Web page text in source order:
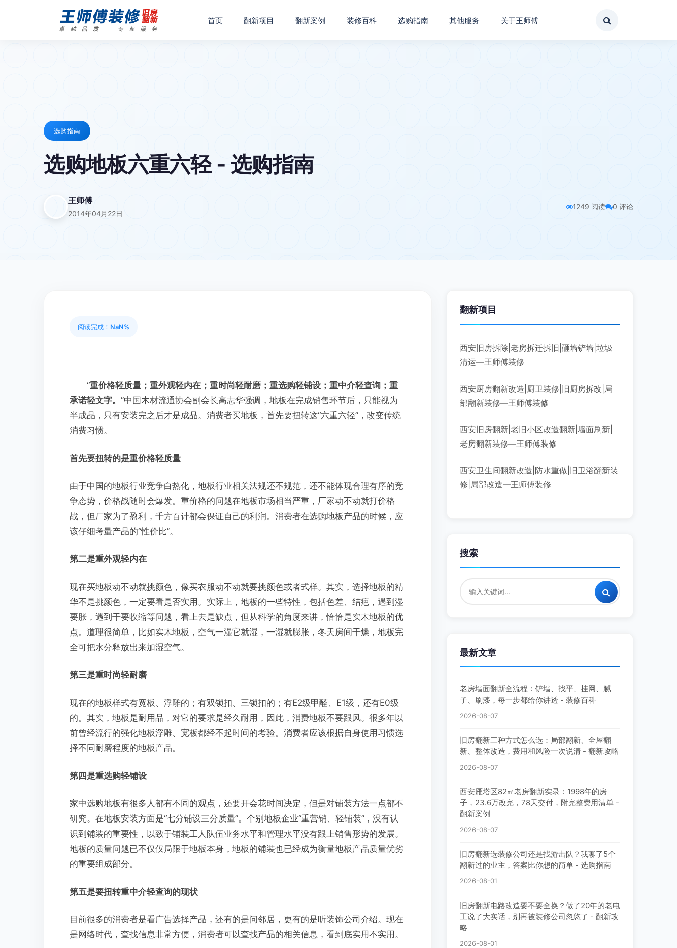
首页 翻新项目 翻新案例 装修百科 选购指南 其他服务 关于王师傅
选购指南
选购地板六重六轻 - 选购指南
王师傅
2014年04月22日
1249 阅读 0 评论
阅读完成！ NaN%
“重价格轻质量；重外观轻内在；重时尚轻耐磨；重选购轻铺设；重中介轻查询；重
承诺轻文字。 ”中国木材流通协会副会长高志华强调，地板在完成销售环节后，只能视为
半成品，只有安装完之后才是成品。消费者买地板，首先要扭转这“六重六轻”，改变传统
消费习惯。
首先要扭转的是重价格轻质量
由于中国的地板行业竞争白热化，地板行业相关法规还不规范，还不能体现合理有序的竞
争态势，价格战随时会爆发。重价格的问题在地板市场相当严重，厂家动不动就打价格
战，但厂家为了盈利，千方百计都会保证自己的利润。消费者在选购地板产品的时候，应
该仔细考量产品的“性价比”。
第二是重外观轻内在
现在买地板动不动就挑颜色，像买衣服动不动就要挑颜色或者式样。其实，选择地板的精
华不是挑颜色，一定要看是否实用。实际上，地板的一些特性，包括色差、结疤，遇到湿
要胀，遇到干要收缩等问题，看上去是缺点，但从科学的角度来讲，恰恰是实木地板的优
点。道理很简单，比如实木地板，空气一湿它就湿，一湿就膨胀，冬天房间干燥，地板完
全可把水分释放出来加湿空气。
第三是重时尚轻耐磨
现在的地板样式有宽板、浮雕的；有双锁扣、三锁扣的；有E2级甲醛、E1级，还有E0级
的。其实，地板是耐用品，对它的要求是经久耐用，因此，消费地板不要跟风。很多年以
前曾经流行的强化地板浮雕、宽板都经不起时间的考验。消费者应该根据自身使用习惯选
择不同耐磨程度的地板产品。
第四是重选购轻铺设
家中选购地板有很多人都有不同的观点，还要开会花时间决定，但是对铺装方法一点都不
研究。在地板安装方面是“七分铺设三分质量”。个别地板企业“重营销、轻铺装”，没有认
识到铺装的重要性，以致于铺装工人队伍业务水平和管理水平没有跟上销售形势的发展。
地板的质量问题已不仅仅局限于地板本身，地板的铺装也已经成为衡量地板产品质量优劣
的重要组成部分。
第五是要扭转重中介轻查询的现状
目前很多的消费者是看广告选择产品，还有的是问邻居，更有的是听装饰公司介绍。现在
是网络时代，查找信息非常方便，消费者可以查找产品的相关信息，看到底实用不实用。
翻新项目
西安旧房拆除|老房拆迁拆旧|砸墙铲墙|垃圾
清运—王师傅装修
西安厨房翻新改造|厨卫装修|旧厨房拆改|局
部翻新装修—王师傅装修
西安旧房翻新|老旧小区改造翻新|墙面刷新|
老房翻新装修—王师傅装修
西安卫生间翻新改造|防水重做|旧卫浴翻新装
修|局部改造—王师傅装修
搜索
最新文章
老房墙面翻新全流程：铲墙、找平、挂网、腻
子、刷漆，每一步都给你讲透 - 装修百科
2026-08-07
旧房翻新三种方式怎么选：局部翻新、全屋翻
新、整体改造，费用和风险一次说清 - 翻新攻略
2026-08-07
西安雁塔区82㎡老房翻新实录：1998年的房
子，23.6万改完，78天交付，附完整费用清单 -
翻新案例
2026-08-07
旧房翻新选装修公司还是找游击队？我聊了5个
翻新过的业主，答案比你想的简单 - 选购指南
2026-08-01
旧房翻新电路改造要不要全换？做了20年的老电
工说了大实话，别再被装修公司忽悠了 - 翻新攻
略
2026-08-01